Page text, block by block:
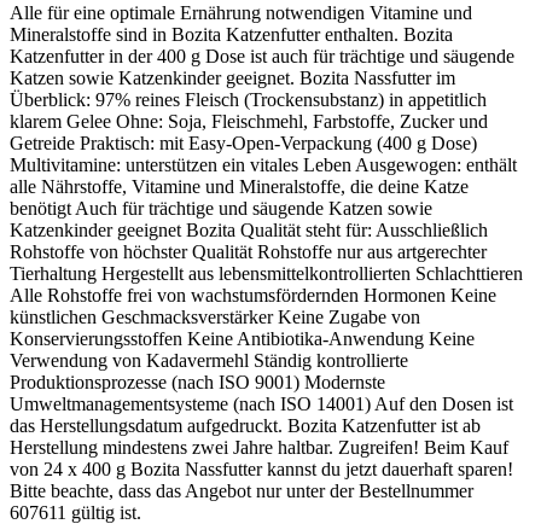
Alle für eine optimale Ernährung notwendigen Vitamine und
Mineralstoffe sind in Bozita Katzenfutter enthalten. Bozita
Katzenfutter in der 400 g Dose ist auch für trächtige und säugende
Katzen sowie Katzenkinder geeignet. Bozita Nassfutter im
Überblick: 97% reines Fleisch (Trockensubstanz) in appetitlich
klarem Gelee Ohne: Soja, Fleischmehl, Farbstoffe, Zucker und
Getreide Praktisch: mit Easy-Open-Verpackung (400 g Dose)
Multivitamine: unterstützen ein vitales Leben Ausgewogen: enthält
alle Nährstoffe, Vitamine und Mineralstoffe, die deine Katze
benötigt Auch für trächtige und säugende Katzen sowie
Katzenkinder geeignet Bozita Qualität steht für: Ausschließlich
Rohstoffe von höchster Qualität Rohstoffe nur aus artgerechter
Tierhaltung Hergestellt aus lebensmittelkontrollierten Schlachttieren
Alle Rohstoffe frei von wachstumsfördernden Hormonen Keine
künstlichen Geschmacksverstärker Keine Zugabe von
Konservierungsstoffen Keine Antibiotika-Anwendung Keine
Verwendung von Kadavermehl Ständig kontrollierte
Produktionsprozesse (nach ISO 9001) Modernste
Umweltmanagementsysteme (nach ISO 14001) Auf den Dosen ist
das Herstellungsdatum aufgedruckt. Bozita Katzenfutter ist ab
Herstellung mindestens zwei Jahre haltbar. Zugreifen! Beim Kauf
von 24 x 400 g Bozita Nassfutter kannst du jetzt dauerhaft sparen!
Bitte beachte, dass das Angebot nur unter der Bestellnummer
607611 gültig ist.